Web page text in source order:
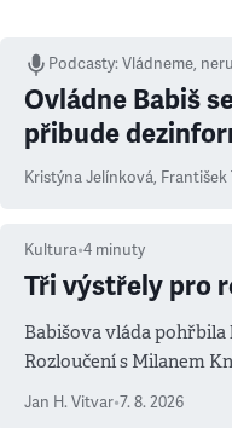
Podcasty:Vládneme,
Ovládne Babiš
přibude
Kristýna Jelínková, František
Kultura•4 minuty
Tři výstřely pro
Babišova vláda
Rozloučení s Milanem
Jan H. Vitvar•7. 8. 2026